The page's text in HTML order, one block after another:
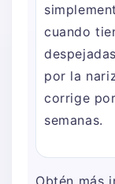
cuando
por la
corrige
semanas.